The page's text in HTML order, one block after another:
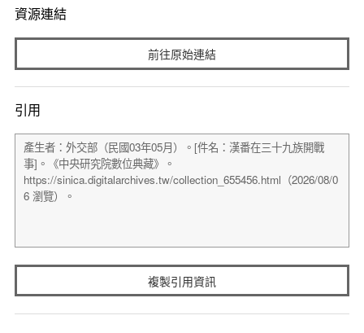
資源連結
前往原始連結
引用
複製引用資訊